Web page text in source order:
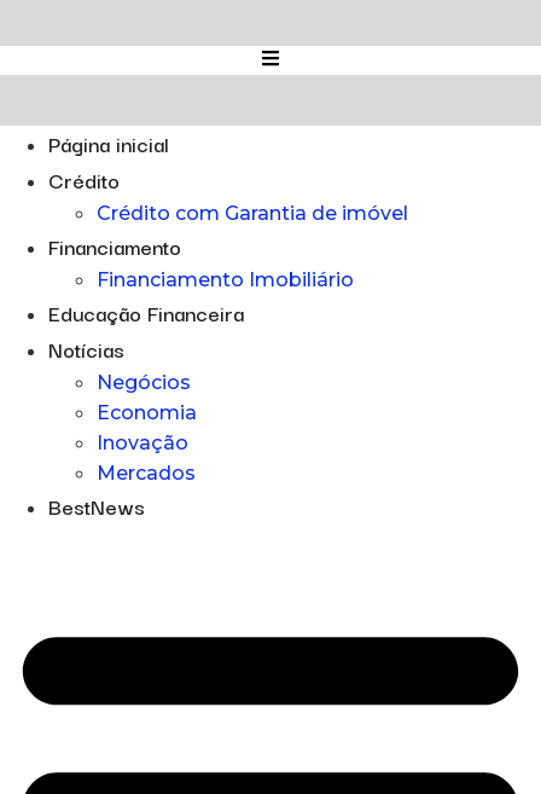
para
o
Página inicial
Crédito
Crédito com Garantia de imóvel
Financiamento
Financiamento Imobiliário
Educação Financeira
Notícias
Negócios
Economia
Inovação
Mercados
BestNews